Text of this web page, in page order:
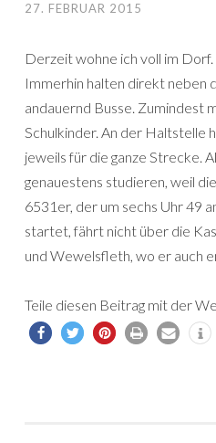
27. FEBRUAR 2015
Derzeit wohne ich voll im
Immerhin halten direkt neben
andauernd Busse. Zumindest
Schulkinder. An der Haltstelle
jeweils für die ganze Strecke.
genauestens studieren, weil
6531er, der um sechs Uhr 49
startet, fährt nicht über die
und Wewelsfleth, wo er auch
Teile diesen Beitrag mit der